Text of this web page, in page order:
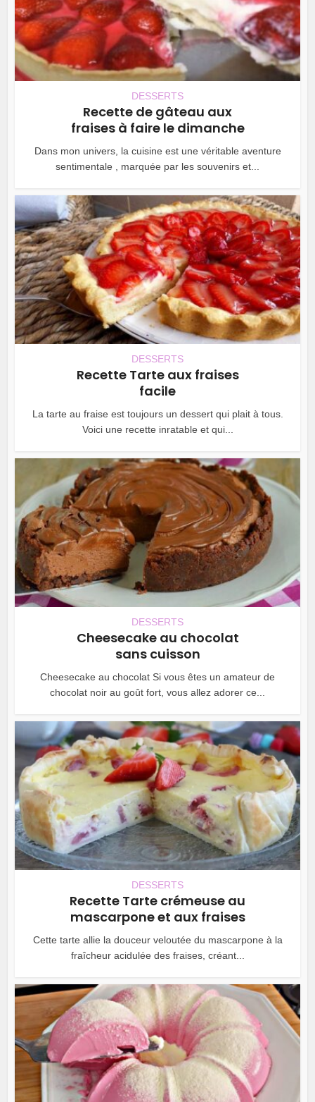
DESSERTS
Recette de gâteau aux
fraises à faire le dimanche
Dans mon univers, la cuisine est une véritable aventure
sentimentale , marquée par les souvenirs et...
DESSERTS
Recette Tarte aux fraises
facile
La tarte au fraise est toujours un dessert qui plait à tous.
Voici une recette inratable et qui...
DESSERTS
Cheesecake au chocolat
sans cuisson
Cheesecake au chocolat Si vous êtes un amateur de
chocolat noir au goût fort, vous allez adorer ce...
DESSERTS
Recette Tarte crémeuse au
mascarpone et aux fraises
Cette tarte allie la douceur veloutée du mascarpone à la
fraîcheur acidulée des fraises, créant...